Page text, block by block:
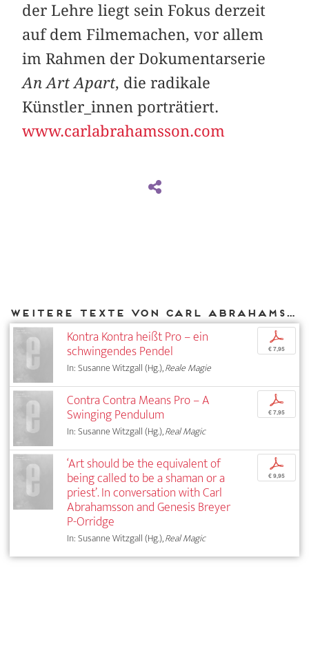
der Lehre liegt sein Fokus derzeit
auf dem Filmemachen, vor allem
im Rahmen der Dokumentarserie
An Art Apart, die radikale
Künstler_innen porträtiert.
www.carlabrahamsson.com
Weitere Texte von Carl Abrahamsson bei DIAPHANES
Kontra Kontra heißt Pro – ein
schwingendes Pendel
In: Susanne Witzgall (Hg.),Reale Magie
p
€ 7,95
Contra Contra Means Pro – A
Swinging Pendulum
In: Susanne Witzgall (Hg.),Real Magic
p
€ 7,95
‘Art should be the equivalent of
being called to be a shaman or a
priest’. In conversation with Carl
Abrahamsson and Genesis Breyer
P-Orridge
In: Susanne Witzgall (Hg.),Real Magic
p
€ 9,95